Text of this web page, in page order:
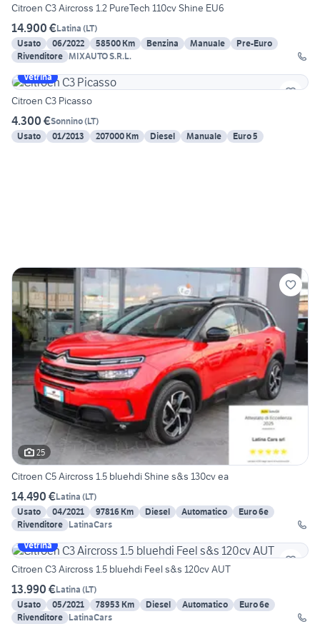
Citroen C3 Aircross 1.2 PureTech 110cv Shine EU6
14.900 €Latina (LT)
Usato
06/2022 58500 Km Benzina Manuale
Pre-Euro
Rivenditore MIXAUTO S.R.L.
Vetrina
Citroen C3 Picasso
4.300 €Sonnino(LT)
Usato
01/2013 207000 Km Diesel Manuale Euro 5
25
Citroen C5 Aircross 1.5 bluehdi Shine s&s 130cv ea
14.490 €Latina (LT)
Usato
04/2021 97816 Km Diesel Automatico
Euro 6e
Rivenditore LatinaCars
Vetrina
Citroen C3 Aircross 1.5 bluehdi Feel s&s 120cv AUT
13.990 €Latina (LT)
Usato
05/2021 78953 Km Diesel Automatico
Euro 6e
Rivenditore LatinaCars